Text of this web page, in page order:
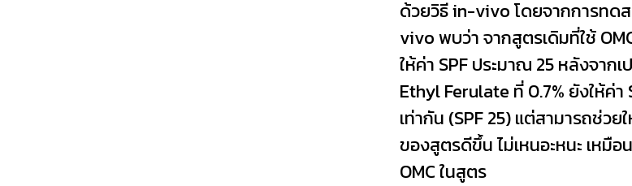
ด้วยวิธี in-vivo โดยจากการทด
vivo พบว่า จากสูตรเดิมที่ใช้
ให้ค่า SPF ประมาณ 25 หลังจากเ
Ethyl Ferulate ที่ 0.7% ยังให้ค่า
เท่ากัน (SPF 25) แต่สามารถช่วย
ของสูตรดีขึ้น ไม่เหนอะหนะ เหมือ
OMC ในสูตร